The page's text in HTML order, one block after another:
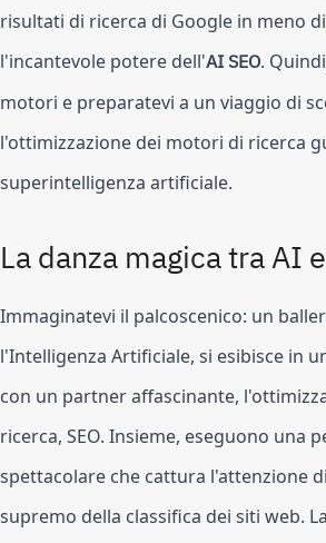
risultati di ricerca di Google in meno
l'incantevole potere dell'AI SEO.
motori e preparatevi a un viaggio di
l'ottimizzazione dei motori di ricerca
superintelligenza artificiale.
La danza magica tra AI e
Immaginatevi il palcoscenico: un
l'Intelligenza Artificiale, si esibisce in
con un partner affascinante,
ricerca, SEO. Insieme, eseguono una
spettacolare che cattura l'attenzione
supremo della classifica dei siti web.